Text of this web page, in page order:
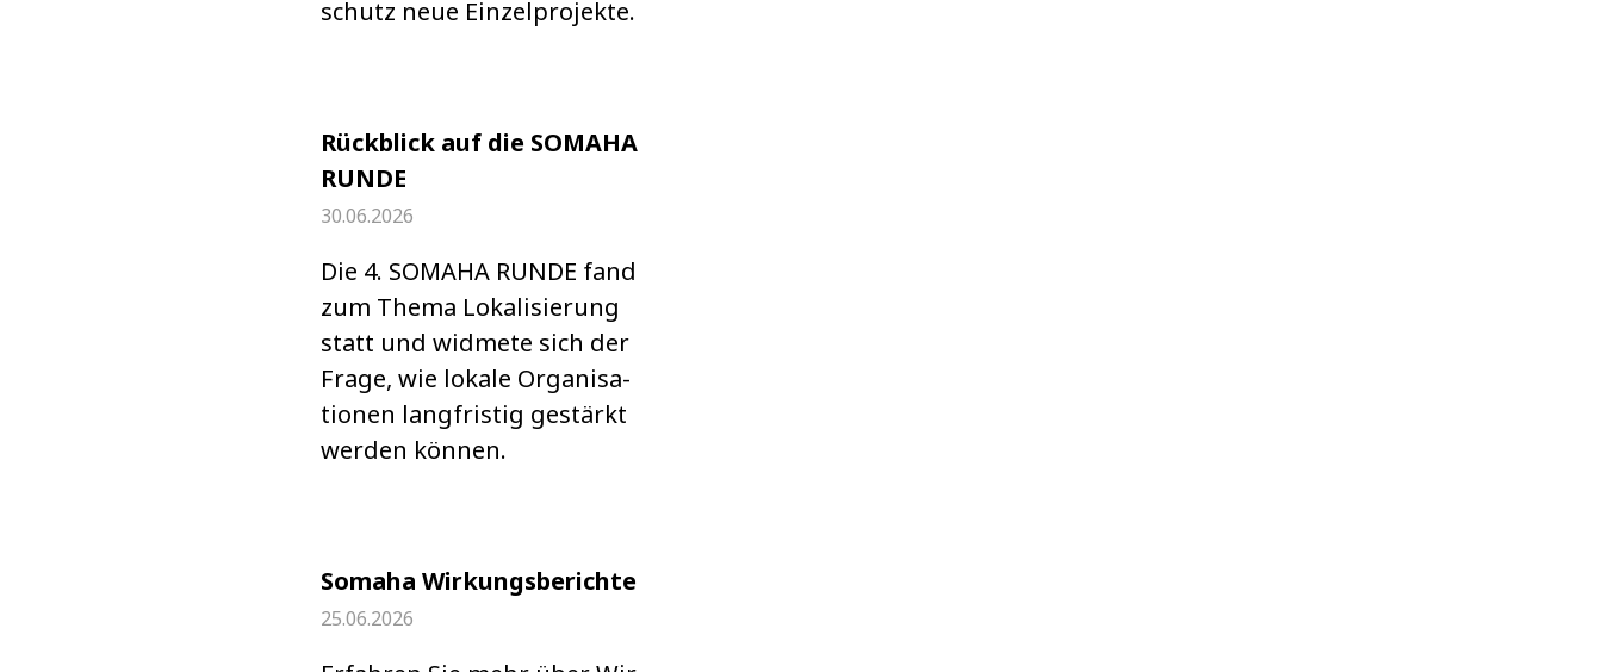
schutz neue Ein­zel­pro­jekte.
Rückblick auf die SOMAHA
RUNDE
30.06.2026
Die 4. SOMAHA RUNDE fand
zum Thema Loka­li­sie­rung
statt und wid­mete sich der
Frage, wie lokale Orga­ni­sa­
tio­nen lang­fris­tig gestärkt
wer­den kön­nen.
Somaha Wirkungsberichte
25.06.2026